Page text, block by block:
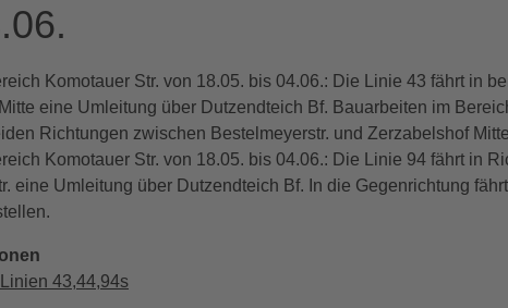
Komotauer Str. von 18.05. bis 04.06.: Die Linie 43 fährt in
eine Umleitung über Dutzendteich Bf. Bauarbeiten im
Richtungen zwischen Bestelmeyerstr. und Zerzabelshof
Komotauer Str. von 18.05. bis 04.06.: Die Linie 94 fährt in
eine Umleitung über Dutzendteich Bf. In die Gegenrichtung
43,44,94s